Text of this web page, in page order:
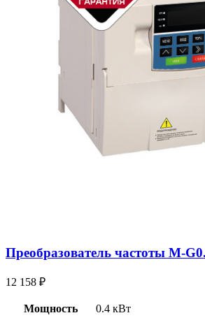
Преобразователь частоты M-
12 158 ₽
Мощность 0.4 кВт